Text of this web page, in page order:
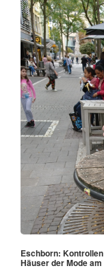
Eschborn:
Häuser der Mode